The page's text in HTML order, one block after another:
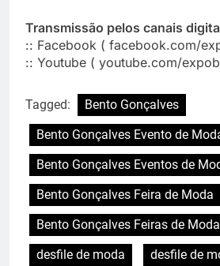
Transmissão pelos canais
:: Facebook ( facebook.com/
:: Youtube ( youtube.com/
Tagged:
Bento Gonçalves
Bento Gonçalves Evento de
Bento Gonçalves Eventos de
Bento Gonçalves Feira de Moda
Bento Gonçalves Feiras de Moda
desfile de moda
desfile de